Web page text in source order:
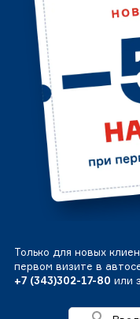
Только для новых
первом визите в
+7 (343)302-17-80 или